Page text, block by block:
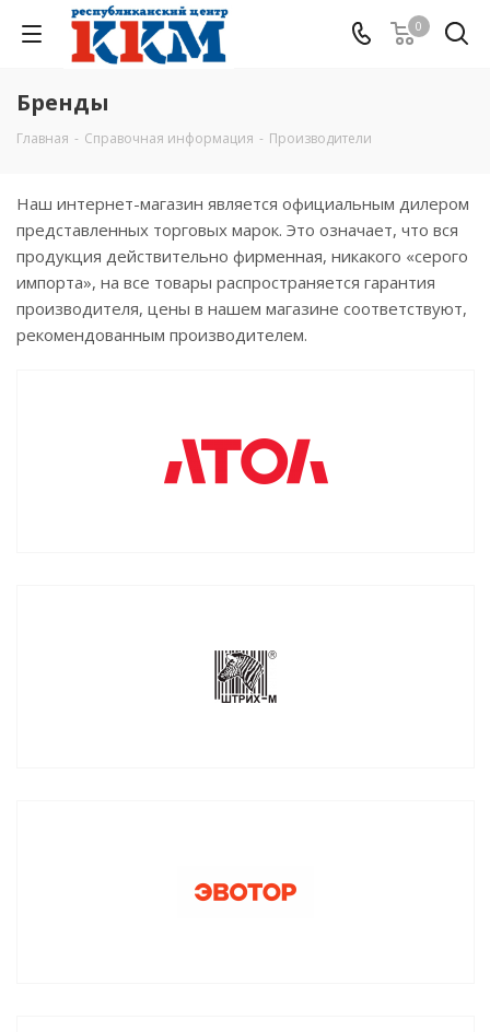
0
Бренды
Главная - Справочная информация - Производители
Наш интернет-магазин является официальным дилером
представленных торговых марок. Это означает, что вся
продукция действительно фирменная, никакого «серого
импорта», на все товары распространяется гарантия
производителя, цены в нашем магазине соответствуют,
рекомендованным производителем.